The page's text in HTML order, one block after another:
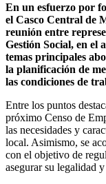
En un esfuerzo por
el Casco Central de
reunión entre
Gestión Social, en el
temas principales
la planificación de
las condiciones de
Entre los puntos
próximo Censo de
las necesidades y
local. Asimismo, se
con el objetivo de
asegurar su legalidad